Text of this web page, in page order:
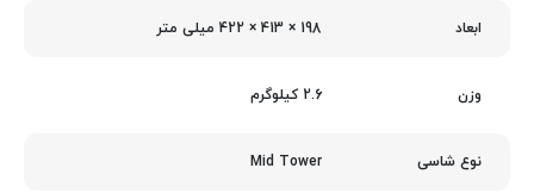
ابعاد 198 × 413 × 422 میلی‌ متر
وزن 2.6 کیلوگرم
نوع شاسی Mid Tower